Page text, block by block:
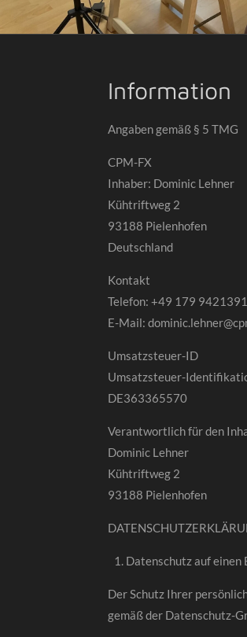
Information
Angaben gemäß § 5 TMG
CPM-FX
Inhaber: Dominic Lehner
Kühtriftweg 2
93188 Pielenhofen
Deutschland
Kontakt
Telefon: +49 179 9421391
E-Mail:
Umsatzsteuer-ID
Umsatzsteuer-
DE363365570
Verantwortlich für den
Dominic Lehner
Kühtriftweg 2
93188 Pielenhofen
Datenschutz auf einen
Der Schutz Ihrer
gemäß der Datenschutz-